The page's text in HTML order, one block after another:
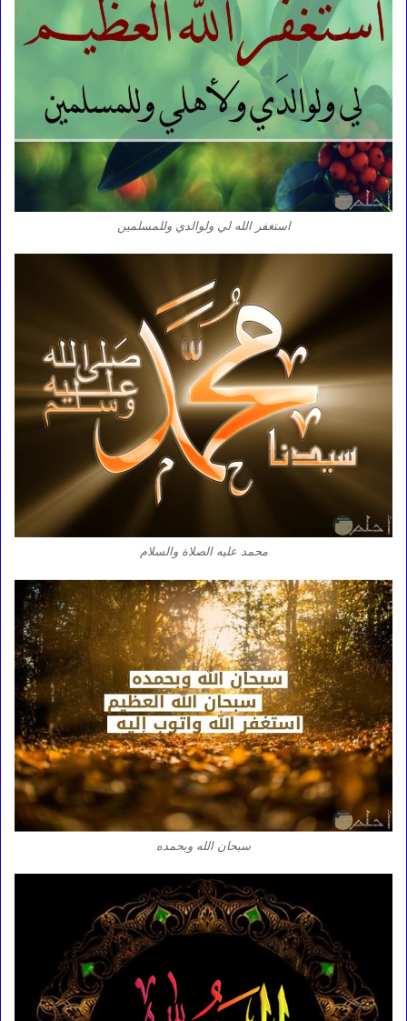
استغفر الله لي ولوالدي وللمسلمين
محمد عليه الصلاة والسلام
سبحان الله وبحمده